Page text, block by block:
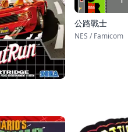
公路戰士
NES / Famicom